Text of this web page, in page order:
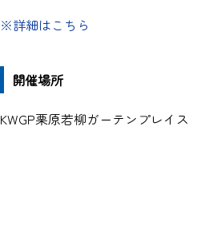
※詳細はこちら
開催場所
KWGP栗原若柳ガーテンプレイス